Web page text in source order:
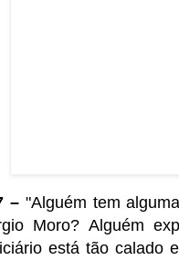
– "Alguém tem
Moro? Alguém
está tão calado